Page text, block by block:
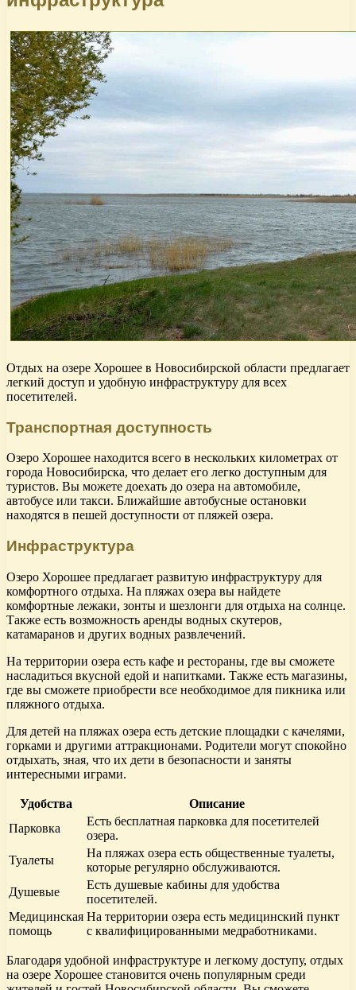
Отдых на озере Хорошее в Новосибирской области предлагает
легкий доступ и удобную инфраструктуру для всех
посетителей.
Транспортная доступность
Озеро Хорошее находится всего в нескольких километрах от
города Новосибирска, что делает его легко доступным для
туристов. Вы можете доехать до озера на автомобиле,
автобусе или такси. Ближайшие автобусные остановки
находятся в пешей доступности от пляжей озера.
Инфраструктура
Озеро Хорошее предлагает развитую инфраструктуру для
комфортного отдыха. На пляжах озера вы найдете
комфортные лежаки, зонты и шезлонги для отдыха на солнце.
Также есть возможность аренды водных скутеров,
катамаранов и других водных развлечений.
На территории озера есть кафе и рестораны, где вы сможете
насладиться вкусной едой и напитками. Также есть магазины,
где вы сможете приобрести все необходимое для пикника или
пляжного отдыха.
Для детей на пляжах озера есть детские площадки с качелями,
горками и другими аттракционами. Родители могут спокойно
отдыхать, зная, что их дети в безопасности и заняты
интересными играми.
Удобства
Описание
Парковка
Есть бесплатная парковка для посетителей
озера.
Туалеты
На пляжах озера есть общественные туалеты,
которые регулярно обслуживаются.
Душевые
Есть душевые кабины для удобства
посетителей.
Медицинская
помощь
На территории озера есть медицинский пункт
с квалифицированными медработниками.
Благодаря удобной инфраструктуре и легкому доступу, отдых
на озере Хорошее становится очень популярным среди